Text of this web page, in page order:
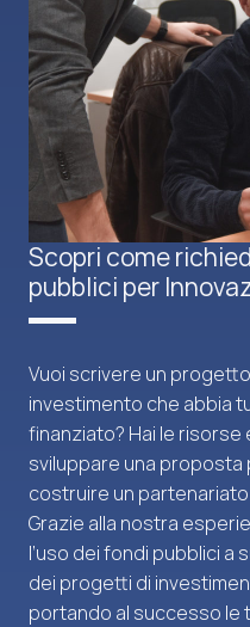
Scopri come
pubblici per
Vuoi scrivere un
investimento che abbia
finanziato? Hai le
sviluppare una
costruire un
Grazie alla nostra
l’uso dei fondi pubblici a
dei progetti di
portando al successo le